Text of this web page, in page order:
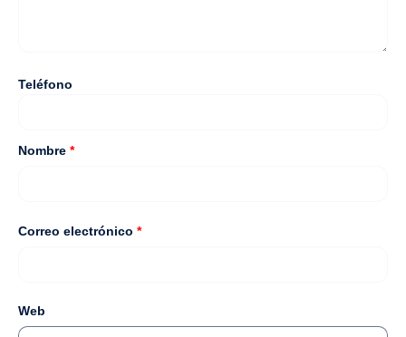
Teléfono
Nombre *
Correo electrónico *
Web